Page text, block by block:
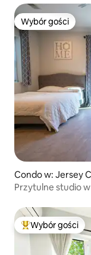
Wybór gości
Wybór gości
Condo w: Jersey
Przytulne studio
Wybór gości